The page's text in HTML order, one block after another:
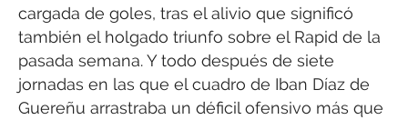
cargada de goles, tras el alivio que significó
también el holgado triunfo sobre el Rapid de la
pasada semana. Y todo después de siete
jornadas en las que el cuadro de Iban Díaz de
Guereñu arrastraba un déficil ofensivo más que